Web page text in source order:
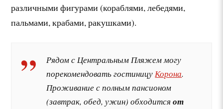
различными фигурами (кораблями, лебедями,
пальмами, крабами, ракушками).
Рядом с Центральным Пляжем могу
порекомендовать гостиницуКорона.
Проживание с полным пансионом
(завтрак, обед, ужин) обходитсяот